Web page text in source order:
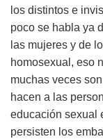
los distintos e
poco se habla ya
las mujeres y de
homosexual, eso
muchas veces
hacen a las
educación sexual
persisten los